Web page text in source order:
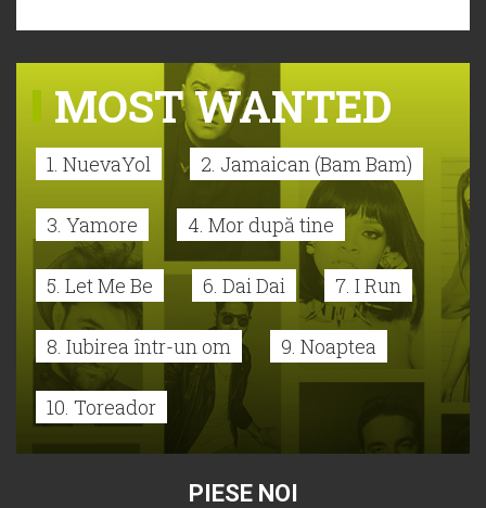
MOST WANTED
1. NuevaYol 2. Jamaican (Bam Bam)
3. Yamore 4. Mor după tine
5. Let Me Be 6. Dai Dai 7. I Run
8. Iubirea într-un om 9. Noaptea
10. Toreador
PIESE NOI